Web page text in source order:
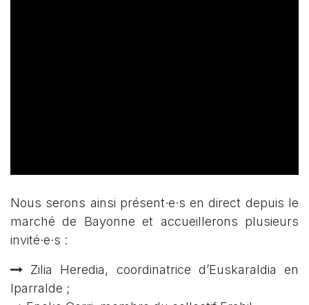
Nous serons ainsi présent·e·s en direct depuis le
marché de Bayonne et accueillerons plusieurs
invité·e·s :
Zilia Heredia, coordinatrice d’Euskaraldia en
Iparralde ;